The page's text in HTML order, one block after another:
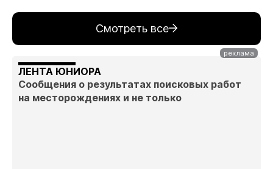
Смотреть все
ЛЕНТА ЮНИОРА
Сообщения о результатах поисковых работ
на месторождениях и не только